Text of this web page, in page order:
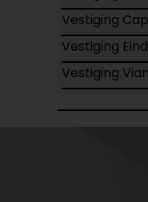
Vestiging
Vestiging
Vestiging